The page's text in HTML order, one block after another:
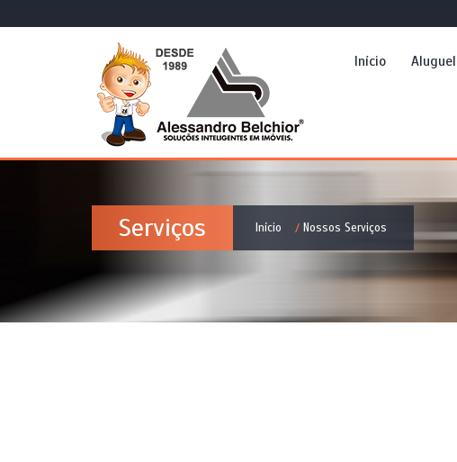
Início Aluguel
Serviços Início Nossos Serviços